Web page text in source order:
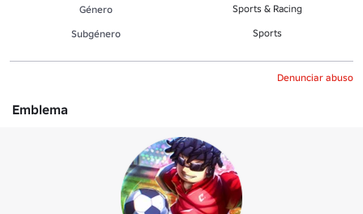
Género
Sports & Racing
Subgénero Sports
Denunciar abuso
Emblema